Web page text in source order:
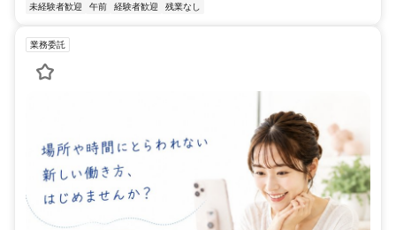
未経験者歓迎
午前 経験者歓迎 残業なし
業務委託